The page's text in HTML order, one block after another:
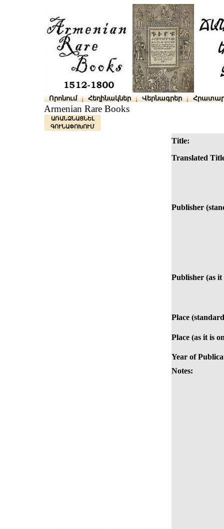
Որոնում Հեղինակներ Վերնագրեր
Armenian Rare Books
ԱՌԱՆՁՆԱՑՆԵԼ
ԳՈՒՆԱՓՈԽՈՒՄ
Title:
Translated
Publisher
Publisher (as
Place
Place (as it is
Year of
Notes: